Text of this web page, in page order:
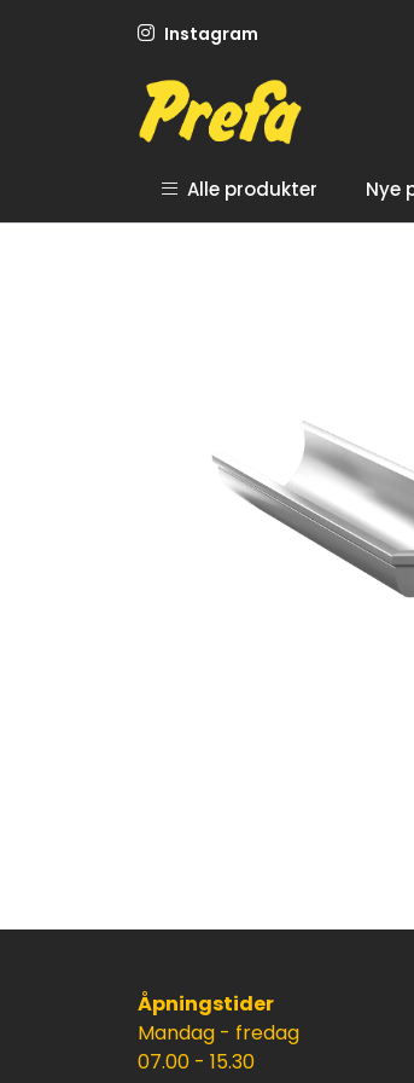
Instagram
Alle produkter Nye
Åpningstider
Mandag - fredag
07.00 - 15.30